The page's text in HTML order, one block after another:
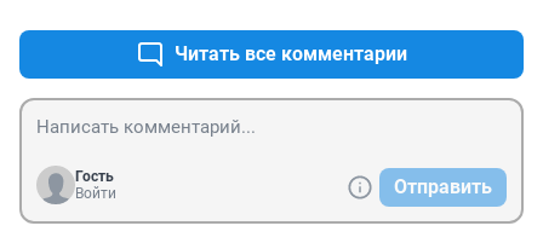
этой ситуации верится больше!
Читать все комментарии
Гость
Войти
Отправить